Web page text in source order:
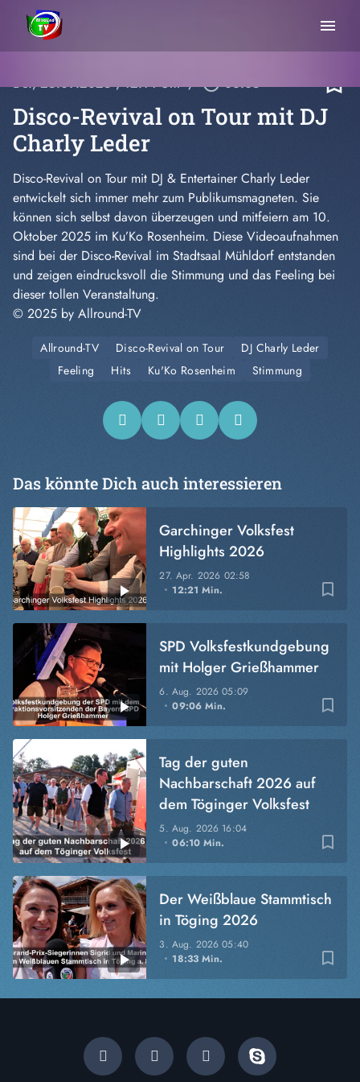
menu
Do., 25.09.2025, 12:14 Uhr / play_circle_outline06:05 bookmark_border
Disco-Revival on Tour mit DJ
Charly Leder
Disco-Revival on Tour mit DJ & Entertainer Charly Leder
entwickelt sich immer mehr zum Publikumsmagneten. Sie
können sich selbst davon überzeugen und mitfeiern am 10.
Oktober 2025 im Ku’Ko Rosenheim. Diese Videoaufnahmen
sind bei der Disco-Revival im Stadtsaal Mühldorf entstanden
und zeigen eindrucksvoll die Stimmung und das Feeling bei
dieser tollen Veranstaltung.
© 2025 by Allround-TV
Allround-TV Disco-Revival on Tour
DJ Charly Leder
Feeling
Hits Ku'Ko Rosenheim Stimmung
Das könnte Dich auch interessieren
bookmark_border
27. Apr. 2026 02:58
12:21 Min.
Garchinger Volksfest
Highlights 2026
bookmark_border
6. Aug. 202605:09
09:06 Min.
SPD Volksfestkundgebung
mit Holger Grießhammer
bookmark_border
5. Aug. 2026 16:04
06:10 Min.
Tag der guten
Nachbarschaft 2026 auf
dem Töginger Volksfest
bookmark_border
3. Aug. 202605:40
18:33 Min.
Der Weißblaue Stammtisch
in Töging 2026